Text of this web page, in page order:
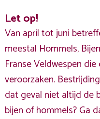
Let op!
Van april tot juni
meestal Hommels,
Franse Veldwespen
veroorzaken.
dat geval niet altijd de
bijen of hommels? Ga